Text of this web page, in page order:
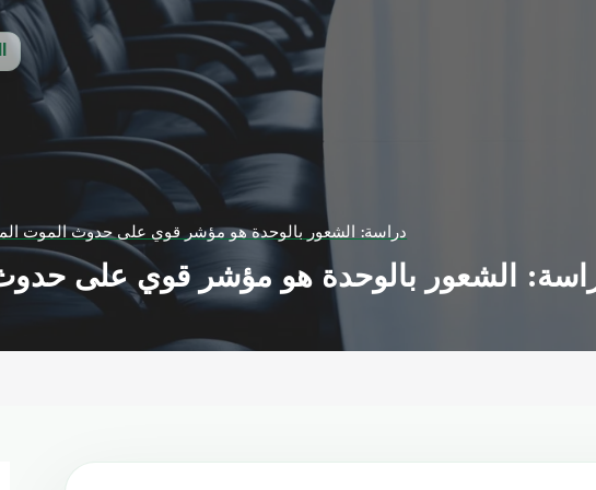
دراسة: الشعور بالوحدة هو مؤشر قوي على حدوث الموت
الشعور بالوحدة هو مؤشر قوي على